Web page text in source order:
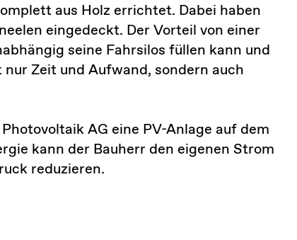
aus Holz errichtet. Dabei haben
eingedeckt. Der Vorteil von einer
seine Fahrsilos füllen kann und
Zeit und Aufwand, sondern auch
AG eine PV-Anlage auf dem
kann der Bauherr den eigenen Strom
reduzieren.